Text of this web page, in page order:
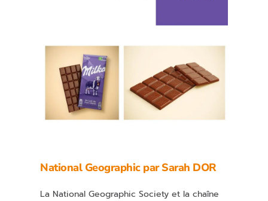
National Geographic parSarah DOR
La National Geographic Society et la chaîne